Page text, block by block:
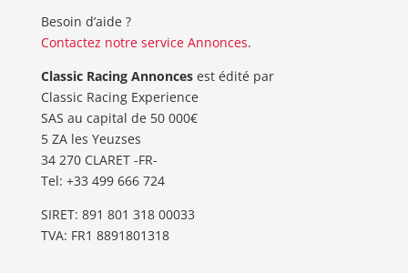
Besoin d’aide ?
Contactez notre service Annonces.
Classic Racing Annoncesest édité par
Classic Racing Experience
SAS au capital de 50 000€
5 ZA les Yeuzses
34 270 CLARET -FR-
Tel: ‭+33 499 666 724‬
SIRET: 891 801 318 00033
TVA: FR1 8891801318